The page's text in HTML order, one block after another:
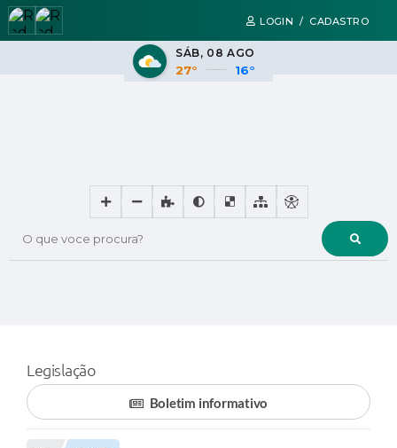
LOGIN / CADASTRO
O que voce procura?
SÁB 08 AGO
27° 16°
Legislação
Boletim informativo